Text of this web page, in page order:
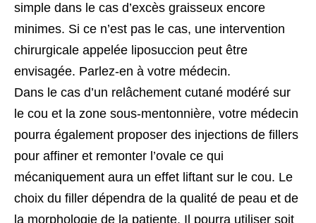
simple dans le cas d’excès graisseux encore
minimes. Si ce n’est pas le cas, une intervention
chirurgicale appelée liposuccion peut être
envisagée. Parlez-en à votre médecin.
Dans le cas d’un relâchement cutané modéré sur
le cou et la zone sous-mentonnière, votre médecin
pourra également proposer des injections de fillers
pour affiner et remonter l’ovale ce qui
mécaniquement aura un effet liftant sur le cou. Le
choix du filler dépendra de la qualité de peau et de
la morphologie de la patiente. Il pourra utiliser soit